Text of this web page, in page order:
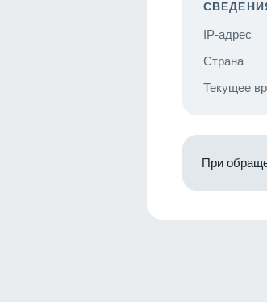
IP-адрес
Страна
Текущее
При